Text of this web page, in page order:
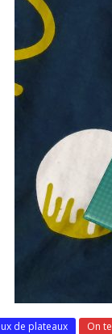
de plateaux On